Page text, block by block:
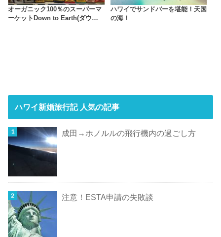
オーガニック100％のスーパーマ
ーケットDown to Earth(ダウ…
ハワイでサンドバーを堪能！天国
の海！
ハワイ新婚旅行記 人気の記事
成田→ホノルルの飛行機内の過ごし方
注意！ESTA申請の失敗談